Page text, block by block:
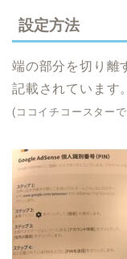
設定方法
端の部分を切り離
記載されています。
(ココイチコースター